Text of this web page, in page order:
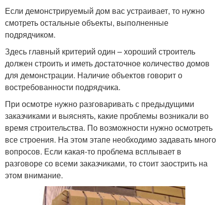
Если демонстрируемый дом вас устраивает, то нужно
смотреть остальные объекты, выполненные
подрядчиком.
Здесь главный критерий один – хороший строитель
должен строить и иметь достаточное количество домов
для демонстрации. Наличие объектов говорит о
востребованности подрядчика.
При осмотре нужно разговаривать с предыдущими
заказчиками и выяснять, какие проблемы возникали во
время строительства. По возможности нужно осмотреть
все строения. На этом этапе необходимо задавать много
вопросов. Если какая-то проблема всплывает в
разговоре со всеми заказчиками, то стоит заострить на
этом внимание.